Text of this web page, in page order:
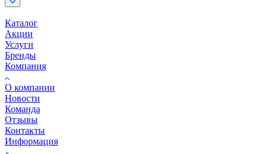
Каталог
Акции
Услуги
Бренды
Компания
О компании
Новости
Команда
Отзывы
Контакты
Информация